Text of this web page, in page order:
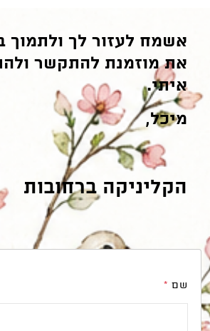
אשמח לעזור לך ולתמוך
את מוזמנת להתקשר
איתי.
מיכל,
הקליניקהברחובות
שם *